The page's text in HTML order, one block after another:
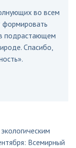
во всем
формировать
в подрастающем
Спасибо,
Всемирный